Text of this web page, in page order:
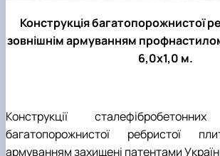
Конструкція багатопорожнистої
зовнішнім армуванням
6,0х1,0 м.
Конструкції
багатопорожнистої ребристої
армуванням захищені патентами